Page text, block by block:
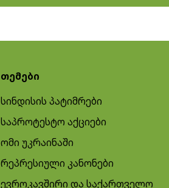
თემები
სინდისის პატიმრები
საპროტესტო აქციები
ომი უკრაინაში
რეპრესიული კანონები
ევროკავშირი და საქართველო